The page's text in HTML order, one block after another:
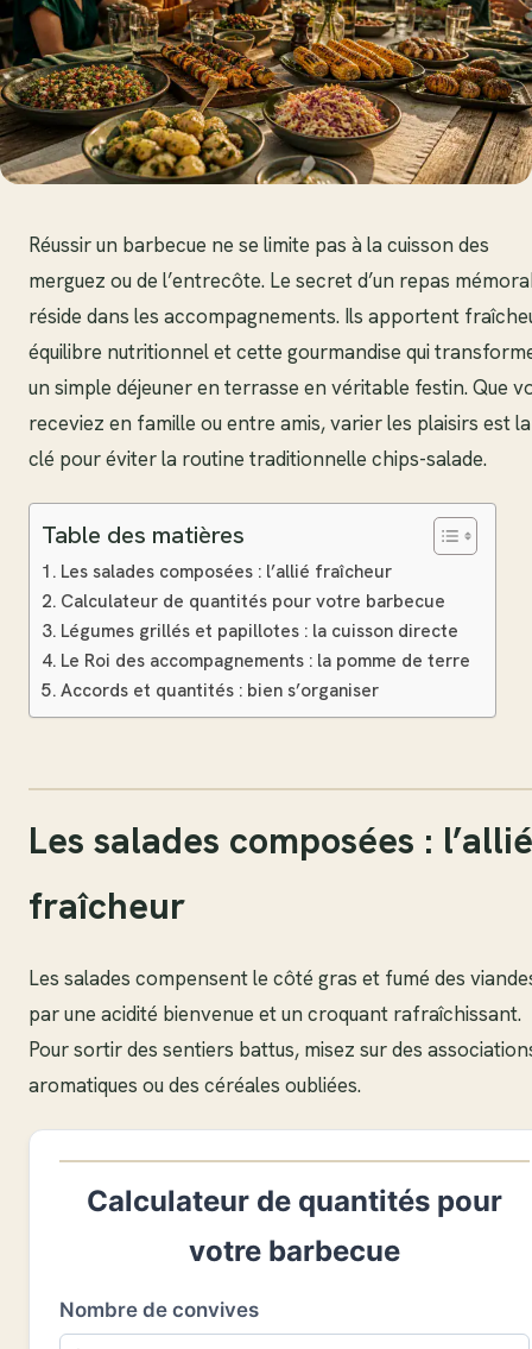
Réussir un barbecue ne se limite pas à la cuisson des
merguez ou de l’entrecôte. Le secret d’un repas
réside dans les accompagnements. Ils apportent
équilibre nutritionnel et cette gourmandise qui
un simple déjeuner en terrasse en véritable festin. Que
receviez en famille ou entre amis, varier les plaisirs est la
clé pour éviter la routine traditionnelle chips-salade.
Table des matières
Les salades composées : l’allié fraîcheur
Calculateur de quantités pour votre barbecue
Légumes grillés et papillotes : la cuisson directe
Le Roi des accompagnements : la pomme de terre
Accords et quantités : bien s’organiser
Les salades composées : l’allié
fraîcheur
Les salades compensent le côté gras et fumé des
par une acidité bienvenue et un croquant rafraîchissant.
Pour sortir des sentiers battus, misez sur des
aromatiques ou des céréales oubliées.
Calculateur de quantités pour
votre barbecue
Nombre de convives